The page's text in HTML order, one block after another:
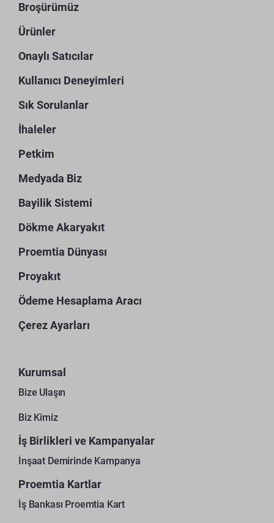
Broşürümüz
Ürünler
Onaylı Satıcılar
Kullanıcı Deneyimleri
Sık Sorulanlar
İhaleler
Petkim
Medyada Biz
Bayilik Sistemi
Dökme Akaryakıt
Proemtia Dünyası
Proyakıt
Ödeme Hesaplama Aracı
Çerez Ayarları
Kurumsal
Bize Ulaşın
Biz Kimiz
İş Birlikleri ve Kampanyalar
İnşaat Demirinde Kampanya
Proemtia Kartlar
İş Bankası Proemtia Kart